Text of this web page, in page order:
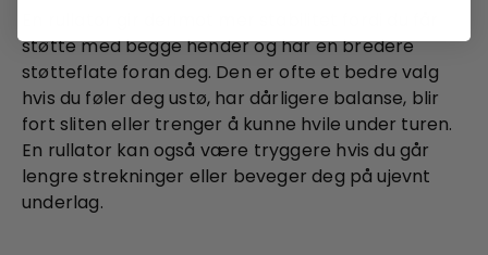
støtte med begge hender og har en bredere
støtteflate foran deg. Den er ofte et bedre valg
hvis du føler deg ustø, har dårligere balanse, blir
fort sliten eller trenger å kunne hvile under turen.
En rullator kan også være tryggere hvis du går
lengre strekninger eller beveger deg på ujevnt
underlag.